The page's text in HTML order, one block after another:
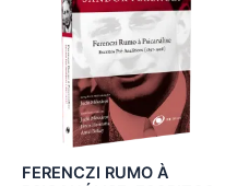
FERENCZI RUMO À